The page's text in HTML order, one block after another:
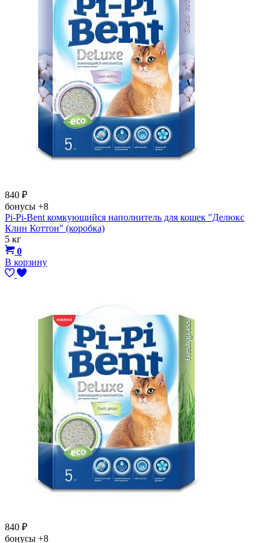
840 ₽
бонусы +8
Pi-Pi-Bent комкующийся наполнитель для кошек "Делюкс
Клин Коттон" (коробка)
5 кг
0
В корзину
840 ₽
бонусы +8